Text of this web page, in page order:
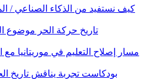
كيف نستفيد من الذكاء الصناعي /
تاريخ حركة الحر موضوع الحلقة 4 من
مسار إصلاح التعليم في موريتانيا
بودكاست تجربة يناقش تاريخ